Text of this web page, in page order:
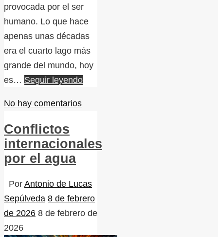
provocada por el ser
humano. Lo que hace
apenas unas décadas
era el cuarto lago más
grande del mundo, hoy
es… Seguir leyendo
No hay comentarios
Conflictos
internacionales
por el agua
Por Antonio de Lucas
Sepúlveda 8 de febrero
de 2026 8 de febrero de
2026